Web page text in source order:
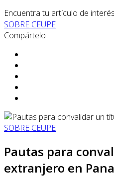
Encuentra tu artículo de interés
SOBRE CEUPE
Compártelo
SOBRE CEUPE
Pautas para
extranjero en